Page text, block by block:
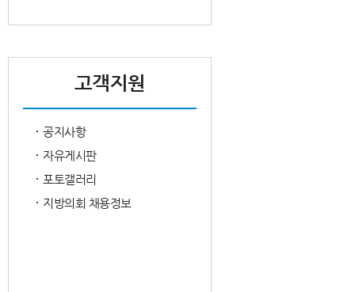
고객지원
공지사항
자유게시판
포토갤러리
지방의회 채용정보